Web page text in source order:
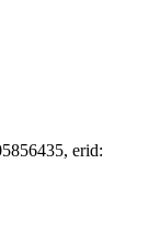
erid: